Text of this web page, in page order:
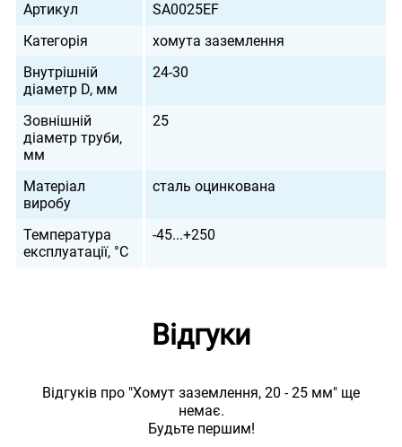
Артикул
SA0025EF
Категорія
хомута заземлення
Внутрішній
діаметр D, мм
24-30
Зовнішній
діаметр труби,
мм
25
Матеріал
виробу
сталь оцинкована
Температура
експлуатації, °С
-45...+250
Відгуки
Відгуків про "Хомут заземлення, 20 - 25 мм" ще
немає.
Будьте першим!